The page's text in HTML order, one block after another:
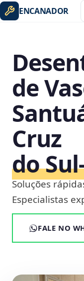
ENCANADOR
de
Cruz
do
Soluções
Especialistas
FALE NO